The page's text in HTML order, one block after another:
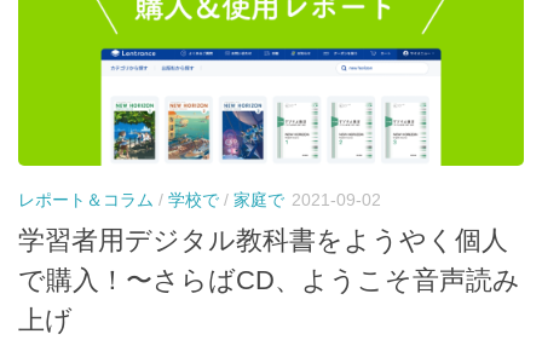
レポート＆コラム / 学校で / 家庭で 2021-09-02
学習者用デジタル教科書をようやく個人
で購入！〜さらばCD、ようこそ音声読み
上げ